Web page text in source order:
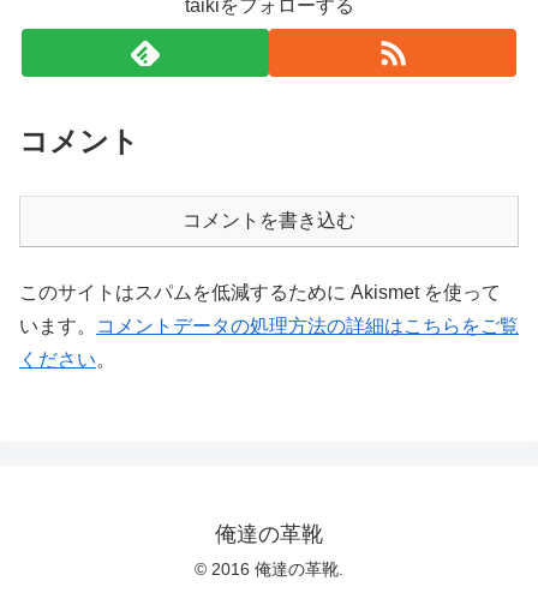
taikiをフォローする
コメント
コメントを書き込む
このサイトはスパムを低減するために Akismet を使って
います。
コメントデータの処理方法の詳細はこちらをご覧
ください。
俺達の革靴
© 2016 俺達の革靴.